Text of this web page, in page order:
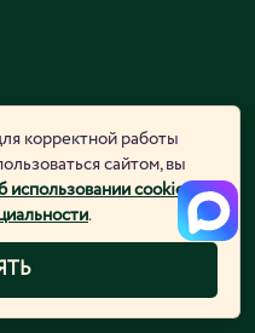
данных
файлов
корректной работы
сайтом, вы
использовании cookie-
.